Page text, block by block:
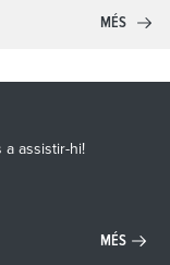
MÉS
assistir-hi!
MÉS